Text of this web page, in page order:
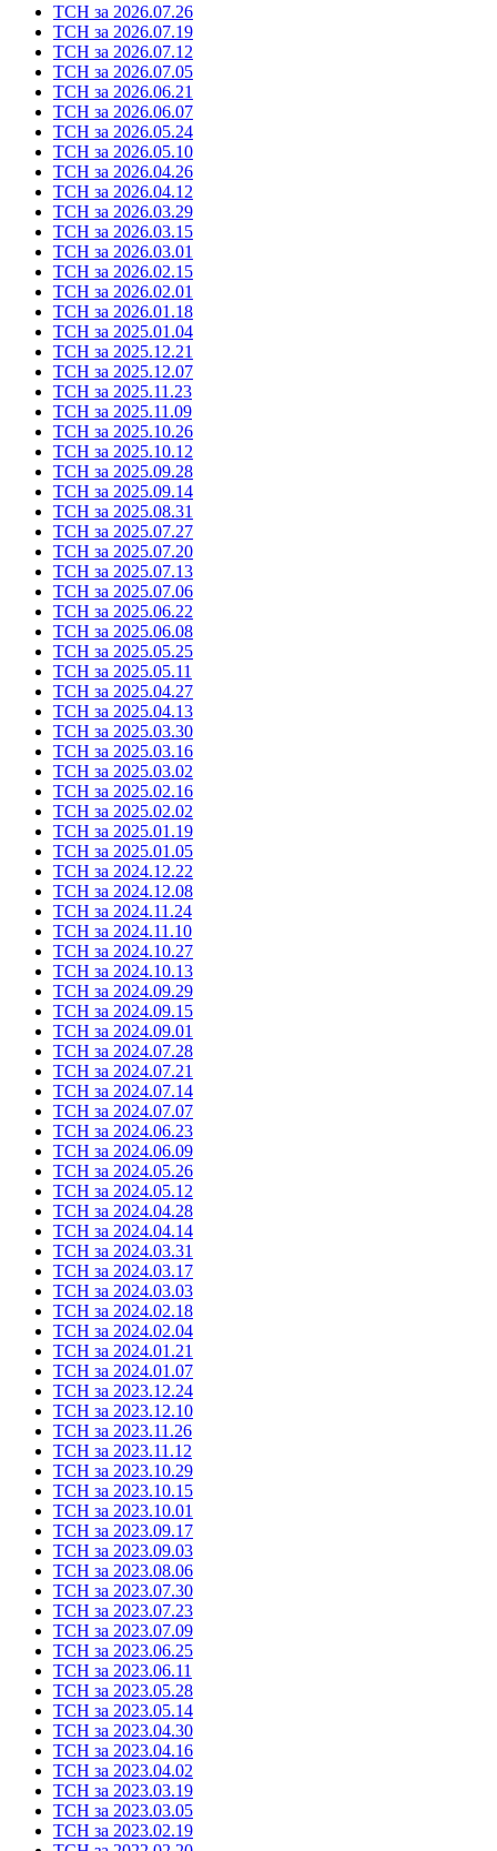
ТСН за 2026.07.26
ТСН за 2026.07.19
ТСН за 2026.07.12
ТСН за 2026.07.05
ТСН за 2026.06.21
ТСН за 2026.06.07
ТСН за 2026.05.24
ТСН за 2026.05.10
ТСН за 2026.04.26
ТСН за 2026.04.12
ТСН за 2026.03.29
ТСН за 2026.03.15
ТСН за 2026.03.01
ТСН за 2026.02.15
ТСН за 2026.02.01
ТСН за 2026.01.18
ТСН за 2025.01.04
ТСН за 2025.12.21
ТСН за 2025.12.07
ТСН за 2025.11.23
ТСН за 2025.11.09
ТСН за 2025.10.26
ТСН за 2025.10.12
ТСН за 2025.09.28
ТСН за 2025.09.14
ТСН за 2025.08.31
ТСН за 2025.07.27
ТСН за 2025.07.20
ТСН за 2025.07.13
ТСН за 2025.07.06
ТСН за 2025.06.22
ТСН за 2025.06.08
ТСН за 2025.05.25
ТСН за 2025.05.11
ТСН за 2025.04.27
ТСН за 2025.04.13
ТСН за 2025.03.30
ТСН за 2025.03.16
ТСН за 2025.03.02
ТСН за 2025.02.16
ТСН за 2025.02.02
ТСН за 2025.01.19
ТСН за 2025.01.05
ТСН за 2024.12.22
ТСН за 2024.12.08
ТСН за 2024.11.24
ТСН за 2024.11.10
ТСН за 2024.10.27
ТСН за 2024.10.13
ТСН за 2024.09.29
ТСН за 2024.09.15
ТСН за 2024.09.01
ТСН за 2024.07.28
ТСН за 2024.07.21
ТСН за 2024.07.14
ТСН за 2024.07.07
ТСН за 2024.06.23
ТСН за 2024.06.09
ТСН за 2024.05.26
ТСН за 2024.05.12
ТСН за 2024.04.28
ТСН за 2024.04.14
ТСН за 2024.03.31
ТСН за 2024.03.17
ТСН за 2024.03.03
ТСН за 2024.02.18
ТСН за 2024.02.04
ТСН за 2024.01.21
ТСН за 2024.01.07
ТСН за 2023.12.24
ТСН за 2023.12.10
ТСН за 2023.11.26
ТСН за 2023.11.12
ТСН за 2023.10.29
ТСН за 2023.10.15
ТСН за 2023.10.01
ТСН за 2023.09.17
ТСН за 2023.09.03
ТСН за 2023.08.06
ТСН за 2023.07.30
ТСН за 2023.07.23
ТСН за 2023.07.09
ТСН за 2023.06.25
ТСН за 2023.06.11
ТСН за 2023.05.28
ТСН за 2023.05.14
ТСН за 2023.04.30
ТСН за 2023.04.16
ТСН за 2023.04.02
ТСН за 2023.03.19
ТСН за 2023.03.05
ТСН за 2023.02.19